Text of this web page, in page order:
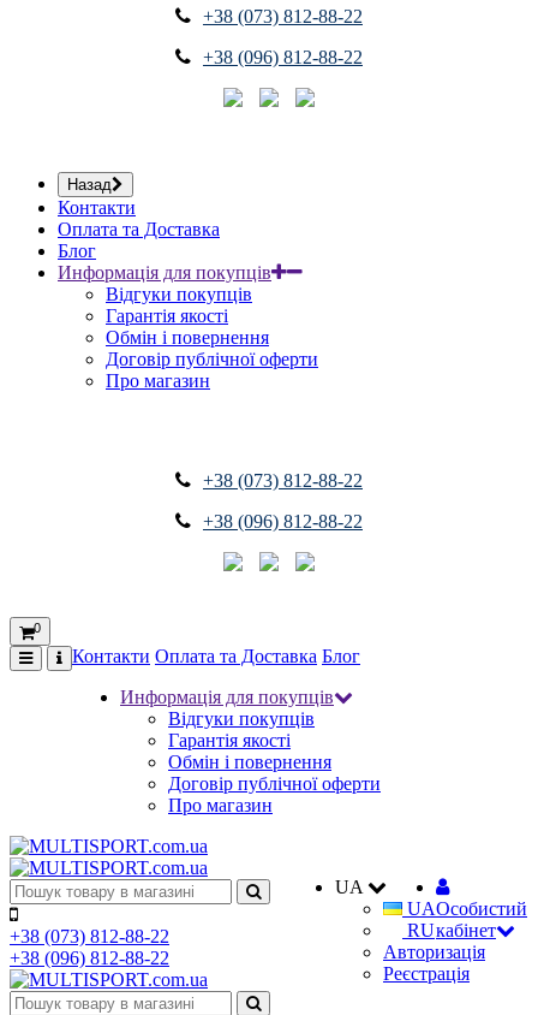
+38 (073) 812-88-22
+38 (096) 812-88-22
Назад
Контакти
Оплата та Доставка
Блог
Информація для покупців
Відгуки покупців
Гарантія якості
Обмін і повернення
Договір публічної оферти
Про магазин
+38 (073) 812-88-22
+38 (096) 812-88-22
0
Контакти Оплата та Доставка Блог
Информація для покупців
Відгуки покупців
Гарантія якості
Обмін і повернення
Договір публічної оферти
Про магазин
UA
UA
RU
Особистий
кабінет
Авторизація
Реєстрація
+38 (073) 812-88-22
+38 (096) 812-88-22